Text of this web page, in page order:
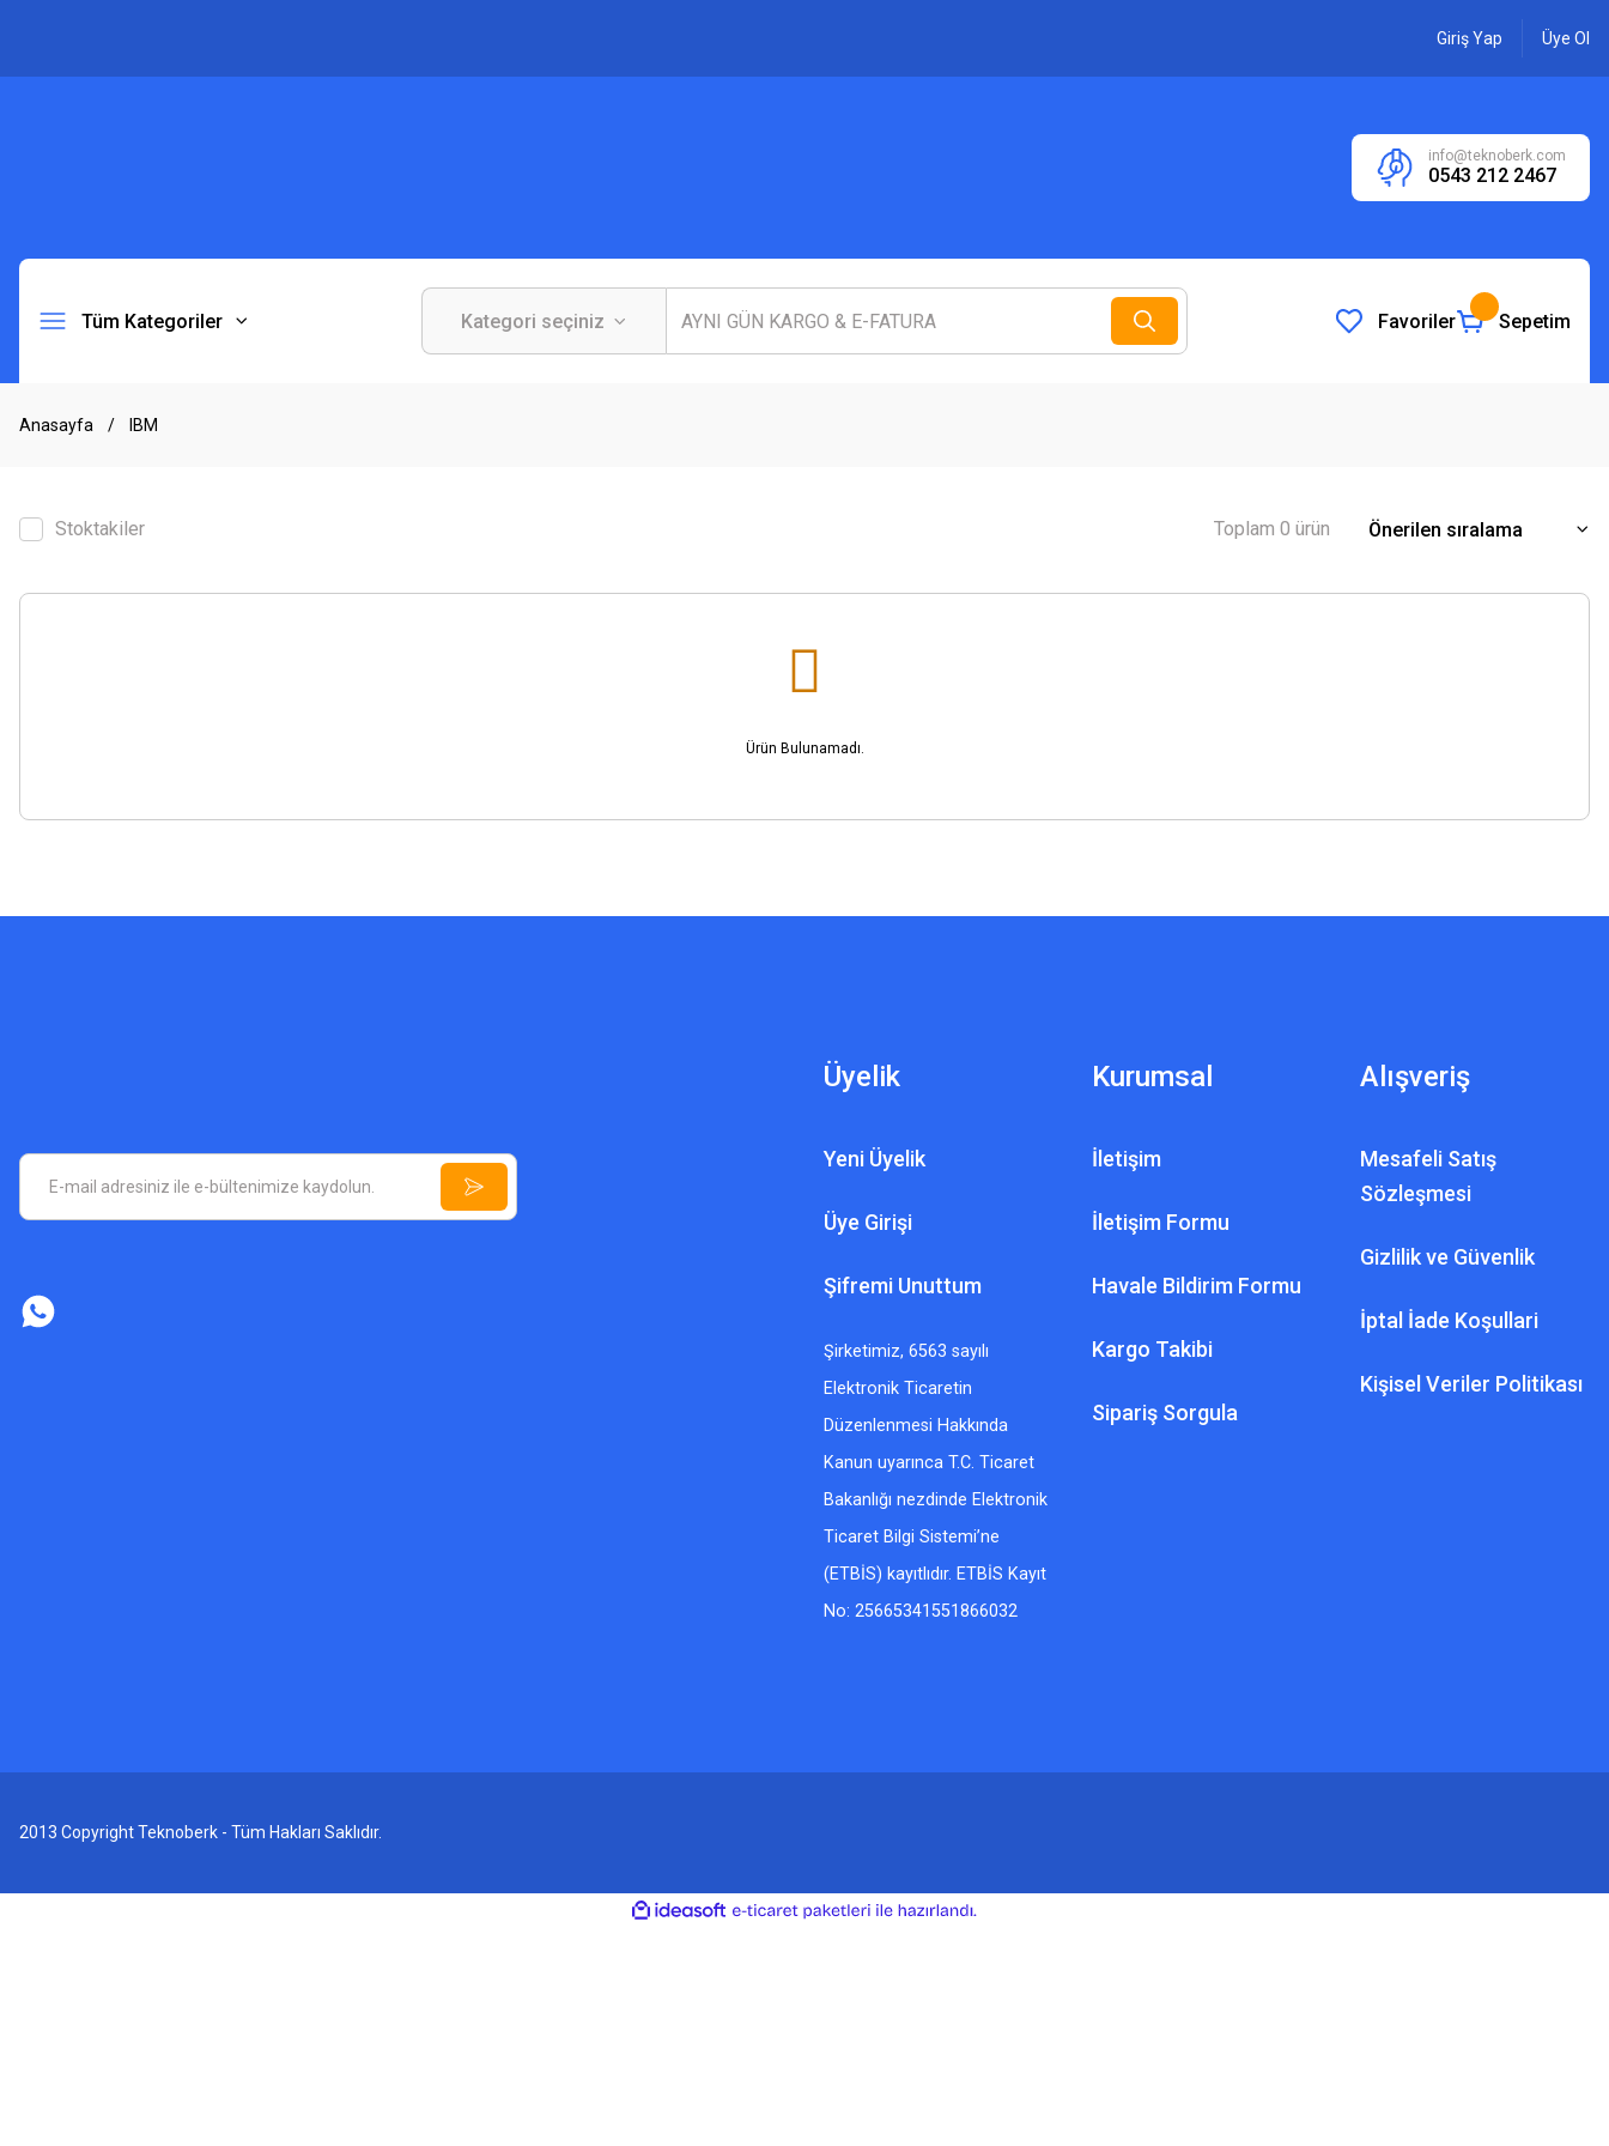
Giriş Yap Üye Ol
info@teknoberk.com
0543 212 2467
Tüm Kategoriler Favoriler Sepetim
Anasayfa IBM
Stoktakiler Toplam 0 ürün
Ürün Bulunamadı.
Üyelik
Yeni Üyelik
Üye Girişi
Şifremi Unuttum
Şirketimiz, 6563 sayılı
Elektronik Ticaretin
Düzenlenmesi Hakkında
Kanun uyarınca T.C. Ticaret
Bakanlığı nezdinde Elektronik
Ticaret Bilgi Sistemi’ne
(ETBİS) kayıtlıdır. ETBİS Kayıt
No: 25665341551866032
Kurumsal
İletişim
İletişim Formu
Havale Bildirim Formu
Kargo Takibi
Sipariş Sorgula
Alışveriş
Mesafeli Satış
Sözleşmesi
Gizlilik ve Güvenlik
İptal İade Koşullari
Kişisel Veriler Politikası
2013 Copyright Teknoberk - Tüm Hakları Saklıdır.
ideasoft
e-